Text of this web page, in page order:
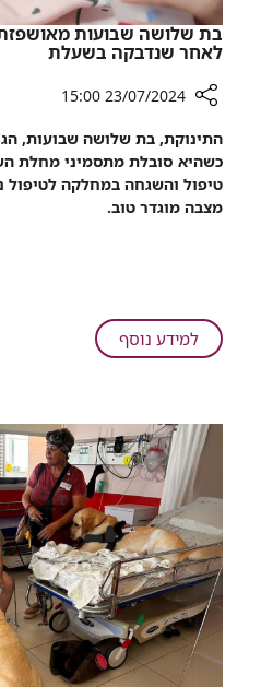
בת שלושה שבועות
לאחר שנדבקה בשעלת
שיתוף
בת
שלושה
שבועות
לאחר
שנדבקה
23/07/2024 15:00
התינוקת, בת שלושה שבועות,
כשהיא סובלת מתסמיני מחלת
טיפול והשגחה במחלקה לטיפול
מצבה מוגדר טוב.
למידע נוסףעל
בת
מאושפזת
בטיפול
נמרץ
ברמב"ם
לאחר
שנדבקה
בשעלת